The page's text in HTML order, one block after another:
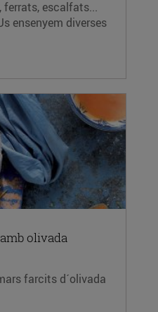
ferrats, escalfats...
ensenyem diverses
olivada
farcits d´olivada